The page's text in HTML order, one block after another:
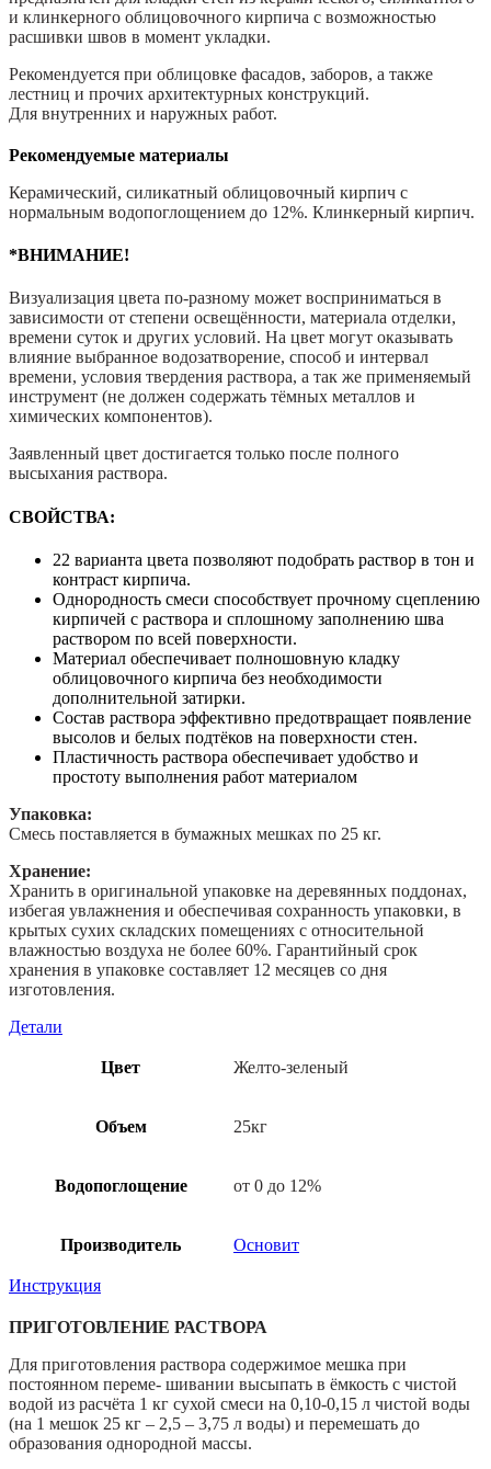
и клинкерного облицовочного кирпича с возможностью
расшивки швов в момент укладки.
Рекомендуется при облицовке фасадов, заборов, а также
лестниц и прочих архитектурных конструкций.
Для внутренних и наружных работ.
Рекомендуемые материалы
Керамический, силикатный облицовочный кирпич с
нормальным водопоглощением до 12%. Клинкерный кирпич.
*ВНИМАНИЕ!
Визуализация цвета по-разному может восприниматься в
зависимости от степени освещённости, материала отделки,
времени суток и других условий. На цвет могут оказывать
влияние выбранное водозатворение, способ и интервал
времени, условия твердения раствора, а так же применяемый
инструмент (не должен содержать тёмных металлов и
химических компонентов).
Заявленный цвет достигается только после полного
высыхания раствора.
СВОЙСТВА:
22 варианта цвета позволяют подобрать раствор в тон и
контраст кирпича.
Однородность смеси способствует прочному сцеплению
кирпичей с раствора и сплошному заполнению шва
раствором по всей поверхности.
Материал обеспечивает полношовную кладку
облицовочного кирпича без необходимости
дополнительной затирки.
Cостав раствора эффективно предотвращает появление
высолов и белых подтёков на поверхности стен.
Пластичность раствора обеспечивает удобство и
простоту выполнения работ материалом
Упаковка:
Смесь поставляется в бумажных мешках по 25 кг.
Хранение:
Хранить в оригинальной упаковке на деревянных поддонах,
избегая увлажнения и обеспечивая сохранность упаковки, в
крытых сухих складских помещениях с относительной
влажностью воздуха не более 60%. Гарантийный срок
хранения в упаковке составляет 12 месяцев со дня
изготовления.
Детали
Цвет Желто-зеленый
Объем 25кг
Водопоглощение от 0 до 12%
Производитель Основит
Инструкция
ПРИГОТОВЛЕНИЕ РАСТВОРА
Для приготовления раствора содержимое мешка при
постоянном переме- шивании высыпать в ёмкость с чистой
водой из расчёта 1 кг сухой смеси на 0,10-0,15 л чистой воды
(на 1 мешок 25 кг – 2,5 – 3,75 л воды) и перемешать до
образования однородной массы.